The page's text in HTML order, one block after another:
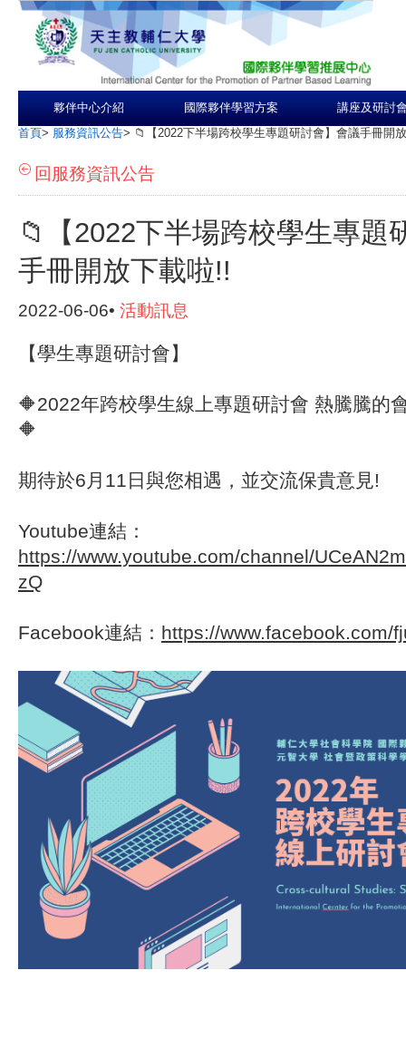
夥伴中心介紹 國際夥伴學習方案 講座及研討
首頁> 服務資訊公告> 📁【2022下半場跨校學生專題研討會】會議手冊開
回服務資訊公告
📁【2022下半場跨校學生專題
手冊開放下載啦!!
2022-06-06• 活動訊息
【學生專題研討會】
🔶2022年跨校學生線上專題研討會 熱騰騰的
🔶
期待於6月11日與您相遇，並交流保貴意見!
Youtube連結：
https://www.youtube.com/channel/
zQ
Facebook連結： https://www.facebook.com/